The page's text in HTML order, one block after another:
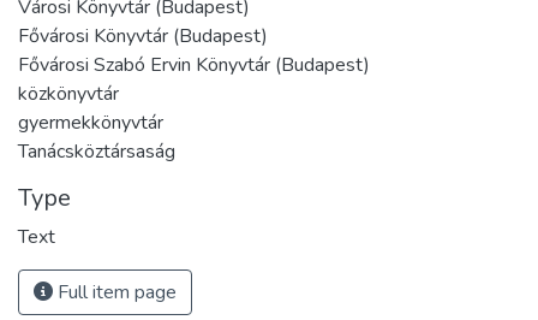
Városi Könyvtár (Budapest)
Fővárosi Könyvtár (Budapest)
Fővárosi Szabó Ervin Könyvtár (Budapest)
közkönyvtár
gyermekkönyvtár
Tanácsköztársaság
Type
Text
Full item page